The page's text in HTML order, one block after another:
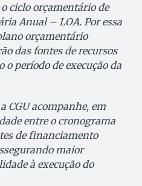
ciclo orçamentário de
Anual – LOA. Por essa
orçamentário
das fontes de recursos
o período de execução da
CGU acompanhe, em
entre o cronograma
de financiamento
maior
à execução do